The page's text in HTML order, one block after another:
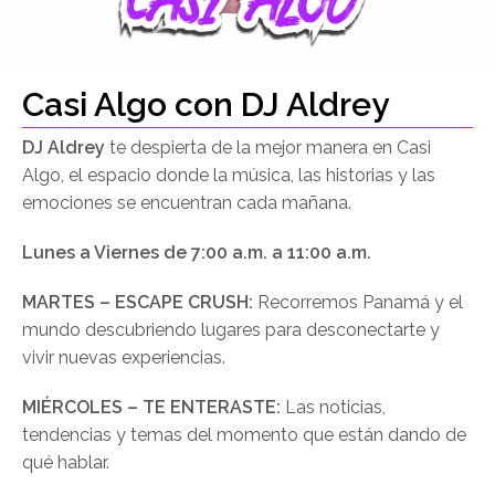
Casi Algo con DJ Aldrey
DJ Aldrey te despierta de la mejor manera en Casi
Algo, el espacio donde la música, las historias y las
emociones se encuentran cada mañana.
Lunes a Viernes de 7:00 a.m. a 11:00 a.m.
MARTES – ESCAPE CRUSH: Recorremos Panamá y el
mundo descubriendo lugares para desconectarte y
vivir nuevas experiencias.
MIÉRCOLES – TE ENTERASTE: Las noticias,
tendencias y temas del momento que están dando de
qué hablar.